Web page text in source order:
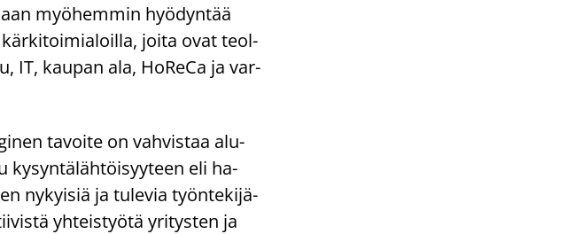
myö­hem­min hyö­dyn­tää
joita ovat teol­
IT, kau­pan ala, Ho­ReCa ja var­
ta­voi­te on vah­vis­taa alu­
ky­syn­tä­läh­töi­syy­teen eli ha­
ny­kyi­siä ja tu­le­via työntekijä-​
yh­teis­työ­tä yri­tys­ten ja